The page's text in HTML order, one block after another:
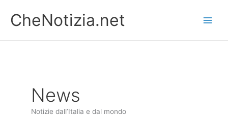
contenuto
CheNotizia.net
News
Notizie dall’Italia e dal mondo